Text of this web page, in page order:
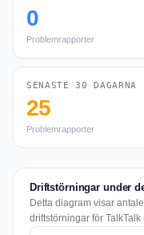
0
Problemrapporter
SENASTE 30 DAGARNA
25
Problemrapporter
Driftstörningar under
Detta diagram visar
driftstörningar för